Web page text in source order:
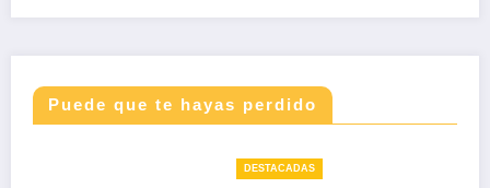
Puede que te hayas perdido